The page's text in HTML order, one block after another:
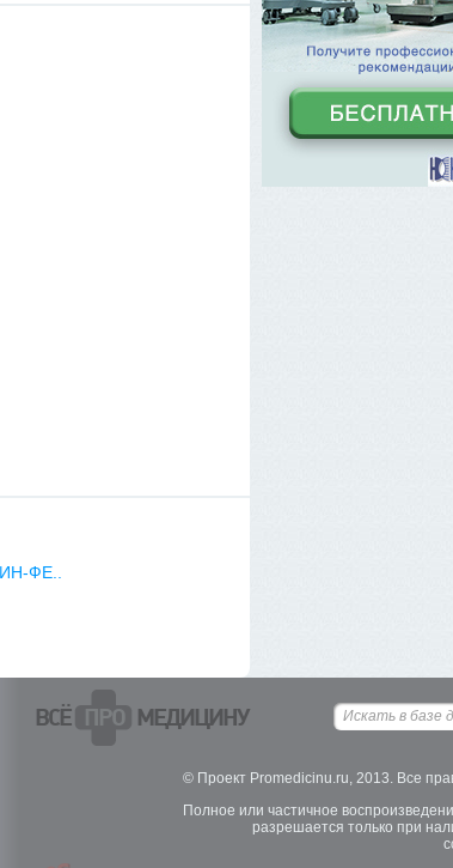
ФЕ..
ВСЁ ПРО МЕДИЦИНУ
© Проект Promedicinu.ru, 2013. Все
Полное или частичное
разрешается только при